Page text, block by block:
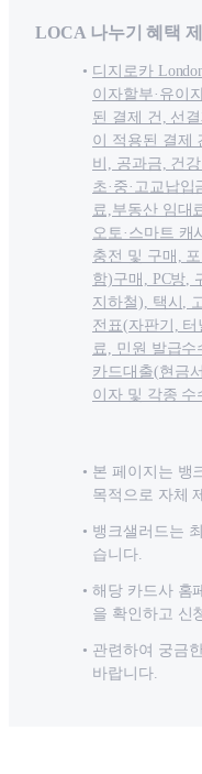
LOCA 나누기 혜택
디지로카
이자할부·유이
된 결제 건, 선
이 적용된 결제
비, 공과금, 건
초·중·고교납
료,부동산 임대
오토·스마트 캐
충전 및 구매,
함)구매, PC방,
지하철), 택시,
전표(자판기,
료, 민원 발급수
카드대출(현금
이자 및 각종 수
본 페이지는 뱅
목적으로 자체
뱅크샐러드는
습니다.
해당 카드사 홈
을 확인하고 신
관련하여 궁금
바랍니다.